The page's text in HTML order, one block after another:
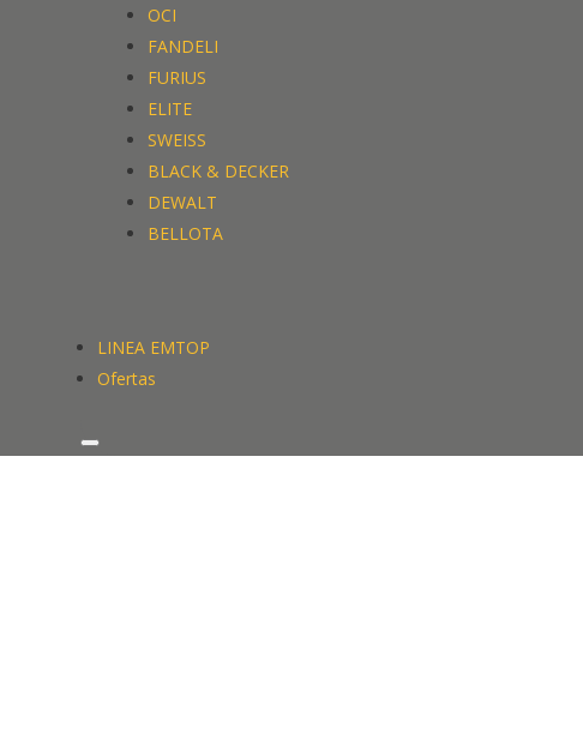
OCI
FANDELI
FURIUS
ELITE
SWEISS
BLACK & DECKER
DEWALT
BELLOTA
LINEA EMTOP
Ofertas